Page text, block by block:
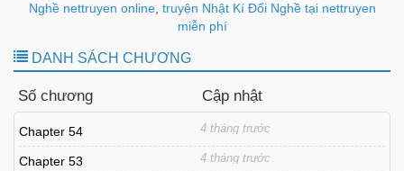
Nghề nettruyen online, truyện Nhật Kí Đổi Nghề tại nettruyen
miễn phí
DANH SÁCH CHƯƠNG
Số chương Cập nhật
Chapter 54 4 tháng trước
Chapter 53 4 tháng trước